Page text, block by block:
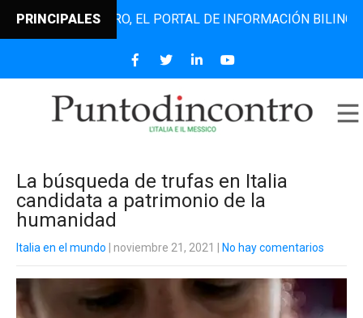
PRINCIPALESEL PORTAL DE INFORMACIÓN BILINGÜE
La búsqueda de trufas en Italia
candidata a patrimonio de la
humanidad
Italia en el mundo | noviembre 21, 2021 No hay comentarios